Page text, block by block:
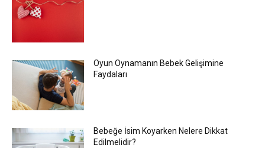
Oyun Oynamanın Bebek Gelişimine
Faydaları
Bebeğe İsim Koyarken Nelere Dikkat
Edilmelidir?